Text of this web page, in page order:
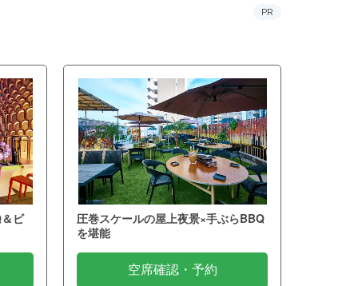
PR
ビ
圧巻スケールの屋上夜景×手ぶらBBQ
を堪能
空席確認・予約